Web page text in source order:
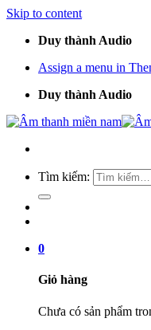
Skip to content
Duy thành Audio
Assign a menu in
Duy thành Audio
Tìm kiếm:
0
Giỏ hàng
Chưa có sản phẩm